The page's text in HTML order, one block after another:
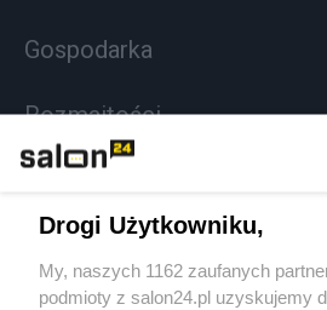
Gospodarka
Rozmaitości
Sport
Drogi Użytkowniku,
My, naszych 1162 zaufanych
podmioty z salon24.pl uzyskujemy